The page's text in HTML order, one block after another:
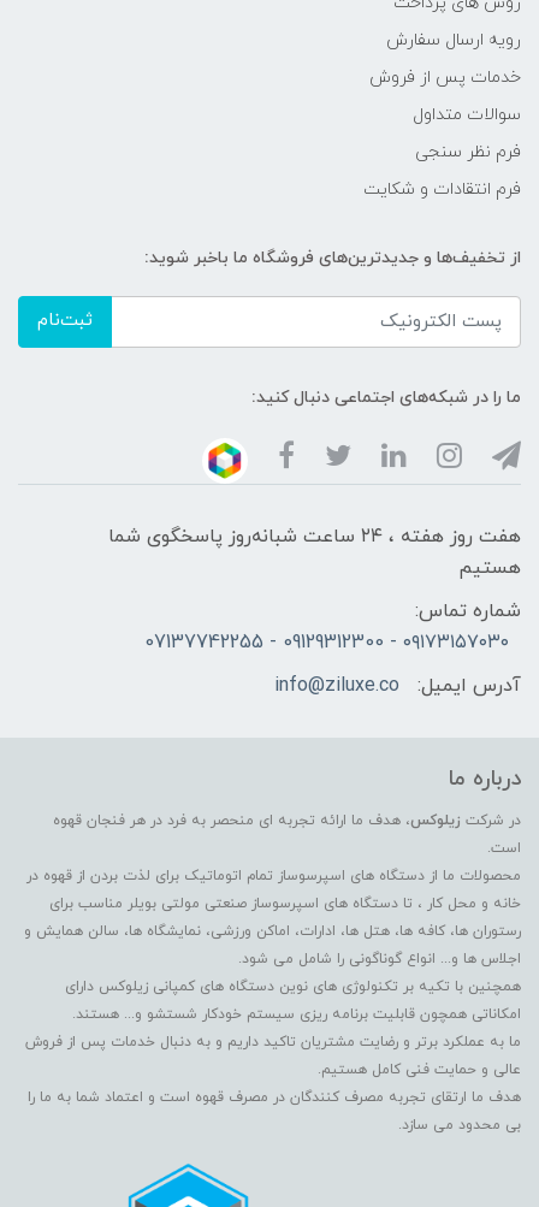
رویه ارسال سفارش
خدمات پس از فروش
سوالات متداول
فرم نظر سنجی
فرم انتقادات و شکایت
از تخفیف‌ها و جدیدترین‌های فروشگاه ما باخبر شوید:
ثبت‌نام
ما را در شبکه‌های اجتماعی دنبال کنید:
هفت روز هفته ، ۲۴ ساعت شبانه‌روز پاسخگوی شما
هستیم
شماره تماس:
۰۹۱۷۳۱۵۷۰۳۰ - 09129312300 - 07137742255
آدرس ایمیل:
info@ziluxe.co
درباره ما
در شرکت زیلوکس، هدف ما ارائه تجربه ای منحصر به فرد در هر فنجان قهوه
است.
محصولات ما از دستگاه های اسپرسوساز تمام اتوماتیک برای لذت بردن از قهوه در
خانه و محل کار ، تا دستگاه های اسپرسوساز صنعتی مولتی بویلر مناسب برای
رستوران ها، کافه ها، هتل ها، ادارات، اماکن ورزشی، نمایشگاه ها، سالن همایش و
اجلاس ها و... انواع گوناگونی را شامل می شود.
همچنین با تکیه بر تکنولوژی های نوین دستگاه های کمپانی زیلوکس دارای
امکاناتی همچون قابلیت برنامه ریزی سیستم خودکار شستشو و... هستند.
ما به عملکرد برتر و رضایت مشتریان تاکید داریم و به دنبال خدمات پس از فروش
عالی و حمایت فنی کامل هستیم.
هدف ما ارتقای تجربه مصرف کنندگان در مصرف قهوه است و اعتماد شما به ما را
بی محدود می سازد.